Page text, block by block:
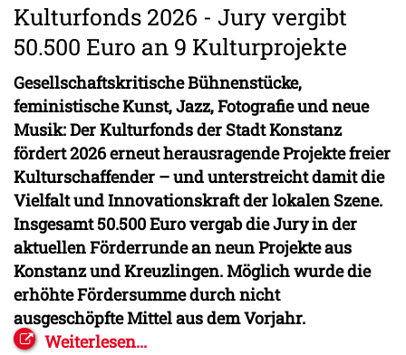
Kulturfonds 2026 - Jury vergibt
50.500 Euro an 9 Kulturprojekte
Gesellschaftskritische Bühnenstücke,
feministische Kunst, Jazz, Fotografie und neue
Musik: Der Kulturfonds der Stadt Konstanz
fördert 2026 erneut herausragende Projekte freier
Kulturschaffender – und unterstreicht damit die
Vielfalt und Innovationskraft der lokalen Szene.
Insgesamt 50.500 Euro vergab die Jury in der
aktuellen Förderrunde an neun Projekte aus
Konstanz und Kreuzlingen. Möglich wurde die
erhöhte Fördersumme durch nicht
ausgeschöpfte Mittel aus dem Vorjahr.
Weiterlesen...